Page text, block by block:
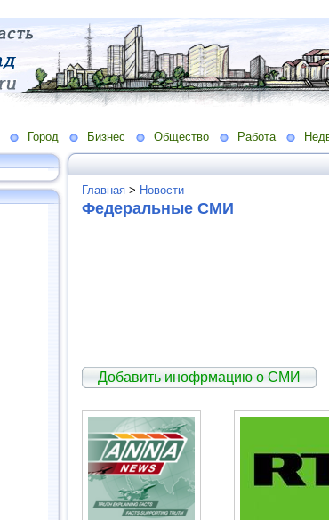
Город Бизнес Общество Работа
Главная > Новости
Федеральные СМИ
Добавить инофрмацию о СМИ